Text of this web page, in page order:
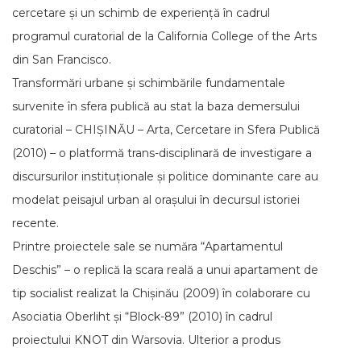
cercetare și un schimb de experiență în cadrul
programul curatorial de la California College of the Arts
din San Francisco.
Transformări urbane și schimbările fundamentale
survenite în sfera publică au stat la baza demersului
curatorial – CHIȘINĂU – Arta, Cercetare in Sfera Publică
(2010) – o platformă trans-disciplinară de investigare a
discursurilor instituționale și politice dominante care au
modelat peisajul urban al orașului în decursul istoriei
recente.
Printre proiectele sale se număra “Apartamentul
Deschis” – o replică la scara reală a unui apartament de
tip socialist realizat la Chișinău (2009) în colaborare cu
Asociatia Oberliht și “Block-89” (2010) în cadrul
proiectului KNOT din Warsovia. Ulterior a produs